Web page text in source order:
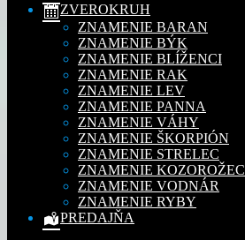
ZVEROKRUH
ZNAMENIE BARAN
ZNAMENIE BÝK
ZNAMENIE BLÍŽENCI
ZNAMENIE RAK
ZNAMENIE LEV
ZNAMENIE PANNA
ZNAMENIE VÁHY
ZNAMENIE ŠKORPIÓN
ZNAMENIE STRELEC
ZNAMENIE KOZOROŽEC
ZNAMENIE VODNÁR
ZNAMENIE RYBY
PREDAJŇA